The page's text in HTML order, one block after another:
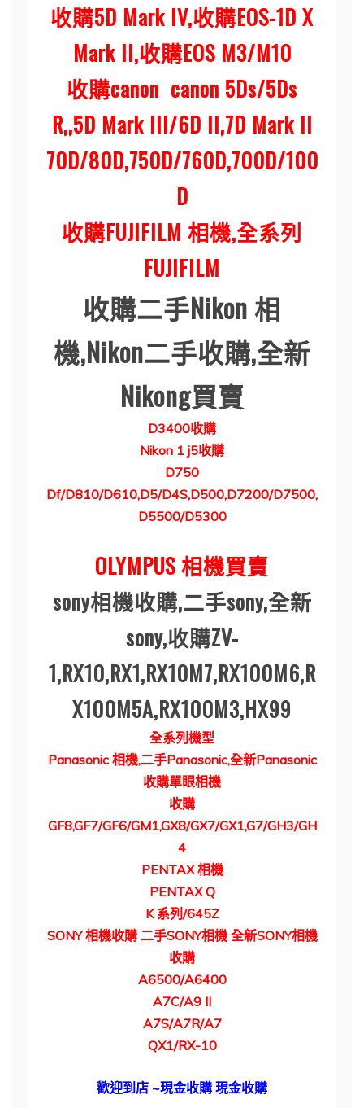
收購5D Mark IV,收購EOS-1D X
Mark II,收購EOS M3/M10
收購canon canon 5Ds/5Ds
R,,5D Mark III/6D II,7D Mark II
70D/80D,750D/760D,700D/100
D
收購FUJIFILM 相機,全系列
FUJIFILM
收購二手Nikon 相
機,Nikon二手收購,全新
Nikong買賣
D3400收購
Nikon 1 j5收購
D750
Df/D810/D610,D5/D4S,D500,D7200/D7500,
D5500/D5300
OLYMPUS相機買賣
sony相機收購,二手sony,全新
sony,收購ZV-
1,RX10,RX1,RX10M7,RX100M6,R
X100M5A,RX100M3,HX99
全系列機型
Panasonic 相機,二手Panasonic,全新Panasonic
收購單眼相機
收購
GF8,GF7/GF6/GM1,GX8/GX7/GX1,G7/GH3/GH
4
PENTAX相機
PENTAX Q
K系列 /645Z
SONY相機收購 二手SONY相機 全新SONY相機
收購
A6500/A6400
A7C/A9 II
A7S/A7R/A7
QX1/RX-10
歡迎到店 ~現金收購 現金收購